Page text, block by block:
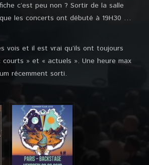
c’est peu non ? Sortir de la salle
les concerts ont débuté à 19H30 …
vois et il est vrai qu’ils ont toujours
» et « actuels ». Une heure max
récemment sorti.